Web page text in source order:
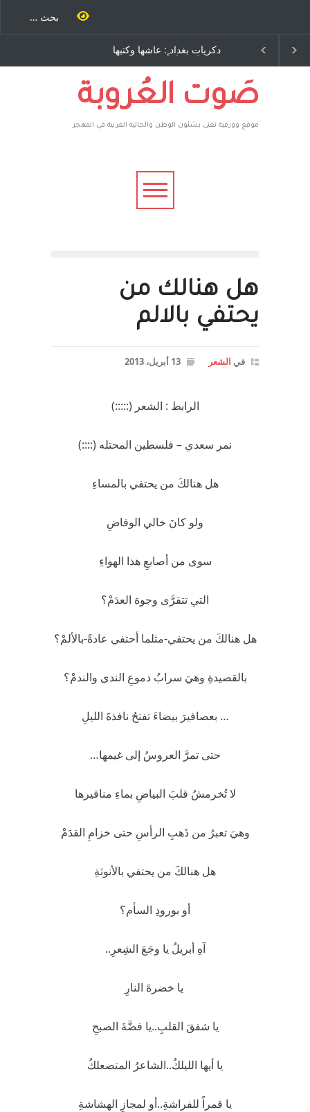
دكريات بغداد ٍ: عاشها وكتبها
:وليد رباح – نيوجرسي –
الولايات المتحدة الامريكية
طاحنة كتب
يوسف يقهر
، فأعطوه
وهم صاغرون،صَوت العُروبة
موقع وورقية تعنى بشئون الوطن والجاليه العربية في المهجر
هل هنالك من
يحتفي بالالم
في الشعر 13 أبريل، 2013
الرابط : الشعر (:::::)
نمر سعدي – فلسطين المحتله (::::)
هل هنالكَ من يحتفي بالمساءِ
ولو كانَ خالي الوفاضِ
سوى من أصابعِ هذا الهواءِ
التي تتقرَّى وجوهَ العدَمْ؟
هل هنالكَ من يحتفي-مثلما أحتفي عادةً-بالألمْ؟
بالقصيدةِ وهيَ سرابُ دموعِ الندى والندمْ؟
… بعصافيرَ بيضاءَ تفتحُ نافذةَ الليلِ
حتى تمرَّ العروسُ إلى غيمها…
لا تُخرمشُ قلبَ البياضِ بماءِ مناقيرها
وهيَ تعبرُ من ذَهبِ الرأسِ حتى خزامِ القدَمْ
هل هنالكَ من يحتفي بالأنوثةِ
أو بورودِ السأم؟
آهِ أبريلُ يا وجَعَ الشِعرِ..
يا خضرةَ النارِ
يا شفقَ القلبِ..يا فضَّةَ الصبحِ
يا أيها الليلكُ..الشاعرُ المتصعلكُ
يا قمراً للفراشةِ..أو لمجازِ الهشاشةِ